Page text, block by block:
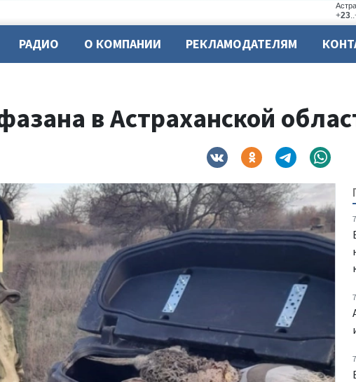
РАДИО О КОМПАНИИ РЕКЛАМОДАТЕЛЯМ
в Астраханской